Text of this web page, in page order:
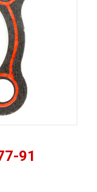
91